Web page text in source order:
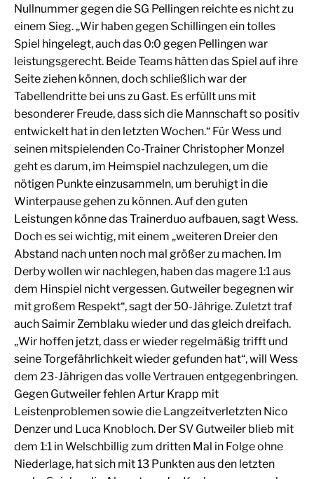
Nullnummer gegen die SG Pellingen reichte es nicht zu
einem Sieg. „Wir haben gegen Schillingen ein tolles
Spiel hingelegt, auch das 0:0 gegen Pellingen war
leistungsgerecht. Beide Teams hätten das Spiel auf ihre
Seite ziehen können, doch schließlich war der
Tabellendritte bei uns zu Gast. Es erfüllt uns mit
besonderer Freude, dass sich die Mannschaft so positiv
entwickelt hat in den letzten Wochen.“ Für Wess und
seinen mitspielenden Co-Trainer Christopher Monzel
geht es darum, im Heimspiel nachzulegen, um die
nötigen Punkte einzusammeln, um beruhigt in die
Winterpause gehen zu können. Auf den guten
Leistungen könne das Trainerduo aufbauen, sagt Wess.
Doch es sei wichtig, mit einem „weiteren Dreier den
Abstand nach unten noch mal größer zu machen. Im
Derby wollen wir nachlegen, haben das magere 1:1 aus
dem Hinspiel nicht vergessen. Gutweiler begegnen wir
mit großem Respekt“, sagt der 50-Jährige. Zuletzt traf
auch Saimir Zemblaku wieder und das gleich dreifach.
„Wir hoffen jetzt, dass er wieder regelmäßig trifft und
seine Torgefährlichkeit wieder gefunden hat“, will Wess
dem 23-Jährigen das volle Vertrauen entgegenbringen.
Gegen Gutweiler fehlen Artur Krapp mit
Leistenproblemen sowie die Langzeitverletzten Nico
Denzer und Luca Knobloch. Der SV Gutweiler blieb mit
dem 1:1 in Welschbillig zum dritten Mal in Folge ohne
Niederlage, hat sich mit 13 Punkten aus den letzten